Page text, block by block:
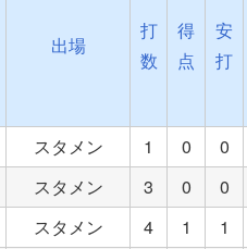
出場
打
数
得
点
安
打
スタメン 1 0
0
スタメン 3 0
0
スタメン 4 1
1